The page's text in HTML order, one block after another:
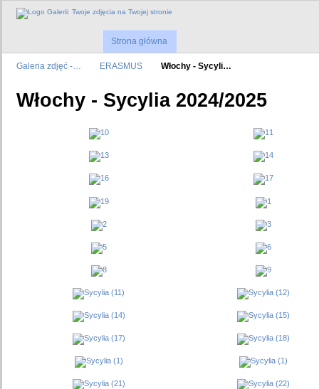
Strona główna
Galeria zdjęć -… ERASMUS Włochy - Sycyli…
Włochy - Sycylia 2024/2025